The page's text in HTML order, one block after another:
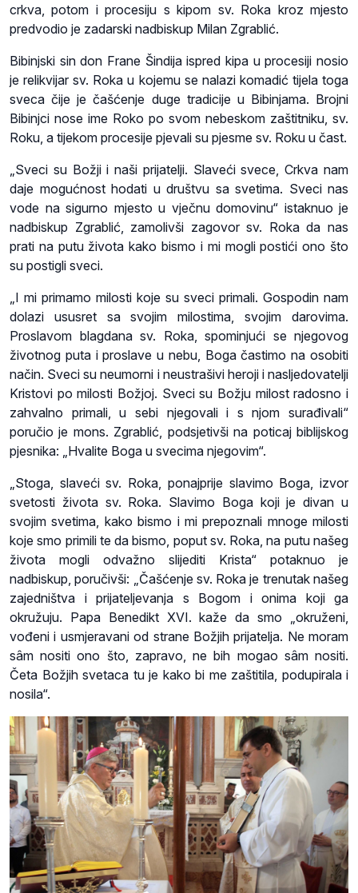
crkva, potom i procesiju s kipom sv. Roka kroz mjesto
predvodio je zadarski nadbiskup Milan Zgrablić.
Bibinjski sin don Frane Šindija ispred kipa u procesiji nosio
je relikvijar sv. Roka u kojemu se nalazi komadić tijela toga
sveca čije je čašćenje duge tradicije u Bibinjama. Brojni
Bibinjci nose ime Roko po svom nebeskom zaštitniku, sv.
Roku, a tijekom procesije pjevali su pjesme sv. Roku u čast.
„Sveci su Božji i naši prijatelji. Slaveći svece, Crkva nam
daje mogućnost hodati u društvu sa svetima. Sveci nas
vode na sigurno mjesto u vječnu domovinu“ istaknuo je
nadbiskup Zgrablić, zamolivši zagovor sv. Roka da nas
prati na putu života kako bismo i mi mogli postići ono što
su postigli sveci.
„I mi primamo milosti koje su sveci primali. Gospodin nam
dolazi ususret sa svojim milostima, svojim darovima.
Proslavom blagdana sv. Roka, spominjući se njegovog
životnog puta i proslave u nebu, Boga častimo na osobiti
način. Sveci su neumorni i neustrašivi heroji i nasljedovatelji
Kristovi po milosti Božjoj. Sveci su Božju milost radosno i
zahvalno primali, u sebi njegovali i s njom surađivali“
poručio je mons. Zgrablić, podsjetivši na poticaj biblijskog
pjesnika: „Hvalite Boga u svecima njegovim“.
„Stoga, slaveći sv. Roka, ponajprije slavimo Boga, izvor
svetosti života sv. Roka. Slavimo Boga koji je divan u
svojim svetima, kako bismo i mi prepoznali mnoge milosti
koje smo primili te da bismo, poput sv. Roka, na putu našeg
života mogli odvažno slijediti Krista“ potaknuo je
nadbiskup, poručivši: „Čašćenje sv. Roka je trenutak našeg
zajedništva i prijateljevanja s Bogom i onima koji ga
okružuju. Papa Benedikt XVI. kaže da smo „okruženi,
vođeni i usmjeravani od strane Božjih prijatelja. Ne moram
sâm nositi ono što, zapravo, ne bih mogao sâm nositi.
Četa Božjih svetaca tu je kako bi me zaštitila, podupirala i
nosila“.